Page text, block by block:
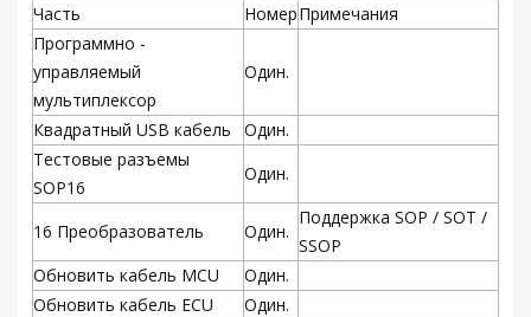
Часть НомерПримечания
Программно -
управляемый
мультиплексор
Один.
Квадратный USB кабель
Один.
Тестовые разъемы
SOP16
Один.
16 Преобразователь Один.
Поддержка SOP / SOT /
SSOP
Обновить кабель MCU
Один.
Обновить кабель ECU
Один.